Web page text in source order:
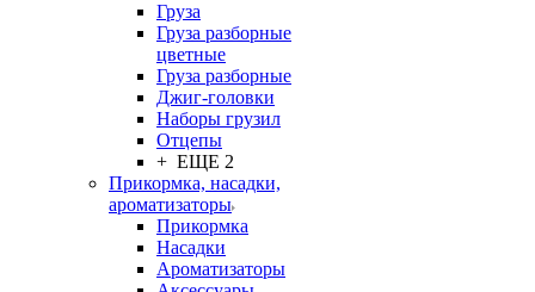
Груза
Груза разборные
цветные
Груза разборные
Джиг-головки
Наборы грузил
Отцепы
+ ЕЩЕ 2
Прикормка, насадки,
ароматизаторы
Прикормка
Насадки
Ароматизаторы